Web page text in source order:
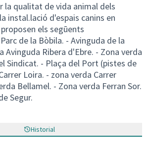
la qualitat de vida animal dels
instal.lació d'espais canins en
els segūents
de la Bòbila. - Avinguda de la
Avinguda Ribera d'Ebre. - Zona verda
Sindicat. - Plaça del Port (pistes de
Loira. - zona verda Carrer
Bellamel. - Zona verda Ferran Sor.
Segur.
Historial